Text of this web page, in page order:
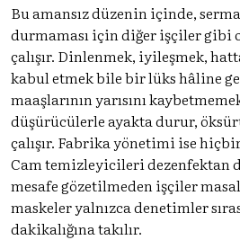
Bu amansız düzenin içinde,
durmaması için diğer işçiler gibi
çalışır. Dinlenmek, iyileşmek,
kabul etmek bile bir lüks hâline
maaşlarının yarısını
düşürücülerle ayakta durur,
çalışır. Fabrika yönetimi ise
Cam temizleyicileri dezenfektan
mesafe gözetilmeden işçiler
maskeler yalnızca denetimler
dakikalığına takılır.